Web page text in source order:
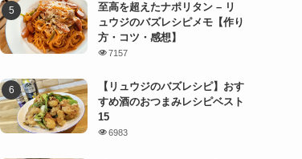
至高を超えたナポリタン – リ
ュウジのバズレシピメモ【作り
方・コツ・感想】
7157
【リュウジのバズレシピ】おす
すめ酒のおつまみレシピベスト
15
6983